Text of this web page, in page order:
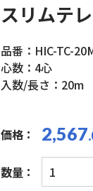
スリムテ
品番：HIC-TC-
心数：4心
入数/長さ：20m
価格： 2,567
数量：
ス
リ